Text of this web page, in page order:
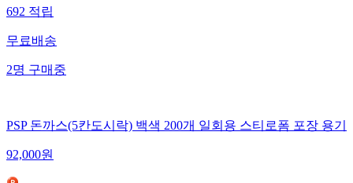
692적립
무료배송
2명구매중
PSP 돈까스(5칸도시락) 백색 200개 일회용 스티로폼 포장 용기
92,000원